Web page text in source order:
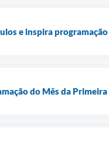
e inspira programação
do Mês da